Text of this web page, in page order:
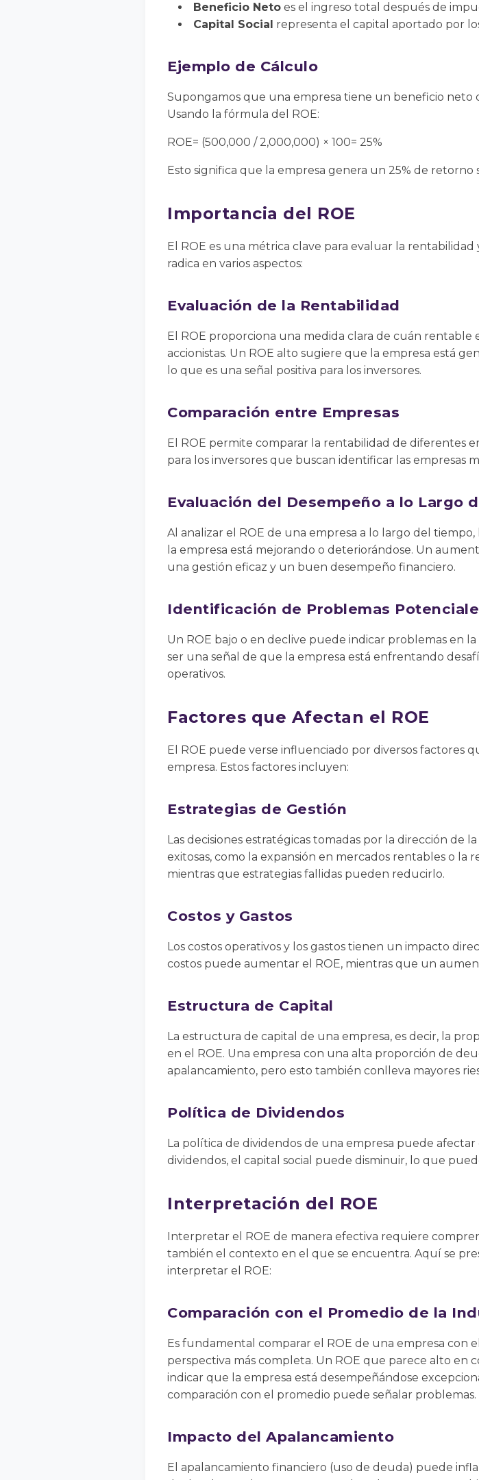
Beneficio Neto es el ingreso total después de
Capital Social representa el capital aportado por
Ejemplo de Cálculo
Supongamos que una empresa tiene un beneficio neto
Usando la fórmula del ROE:
ROE= (500,000 / 2,000,000) × 100= 25%
Esto significa que la empresa genera un 25% de
Importancia del ROE
El ROE es una métrica clave para evaluar la
radica en varios aspectos:
Evaluación de la Rentabilidad
El ROE proporciona una medida clara de cuán rentable
accionistas. Un ROE alto sugiere que la empresa está
lo que es una señal positiva para los inversores.
Comparación entre Empresas
El ROE permite comparar la rentabilidad de diferentes
para los inversores que buscan identificar las empresas
Evaluación del Desempeño a lo Largo
Al analizar el ROE de una empresa a lo largo del
la empresa está mejorando o deteriorándose. Un
una gestión eficaz y un buen desempeño financiero.
Identificación de Problemas
Un ROE bajo o en declive puede indicar problemas en
ser una señal de que la empresa está enfrentando
operativos.
Factores que Afectan el ROE
El ROE puede verse influenciado por diversos factores
empresa. Estos factores incluyen:
Estrategias de Gestión
Las decisiones estratégicas tomadas por la dirección de
exitosas, como la expansión en mercados rentables o la
mientras que estrategias fallidas pueden reducirlo.
Costos y Gastos
Los costos operativos y los gastos tienen un impacto
costos puede aumentar el ROE, mientras que un
Estructura de Capital
La estructura de capital de una empresa, es decir, la
en el ROE. Una empresa con una alta proporción de
apalancamiento, pero esto también conlleva mayores
Política de Dividendos
La política de dividendos de una empresa puede afectar
dividendos, el capital social puede disminuir, lo que
Interpretación del ROE
Interpretar el ROE de manera efectiva requiere
también el contexto en el que se encuentra. Aquí se
interpretar el ROE:
Comparación con el Promedio de la
Es fundamental comparar el ROE de una empresa con
perspectiva más completa. Un ROE que parece alto en
indicar que la empresa está desempeñándose
comparación con el promedio puede señalar problemas.
Impacto del Apalancamiento
El apalancamiento financiero (uso de deuda) puede